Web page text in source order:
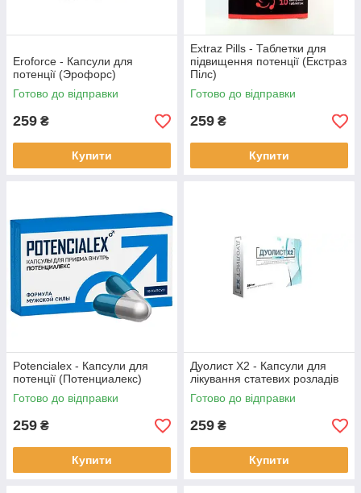
Eroforce - Капсули для
потенції (Эрофорс)
Готово до відправки
259 ₴
Купити
Extraz Pills - Таблетки для
підвищення потенції (Екстраз
Пілс)
Готово до відправки
259 ₴
Купити
Potencialex - Капсули для
потенції (Потенциалекс)
Готово до відправки
259 ₴
Купити
Дуолист Х2 - Капсули для
лікування статевих розладів
Готово до відправки
259 ₴
Купити